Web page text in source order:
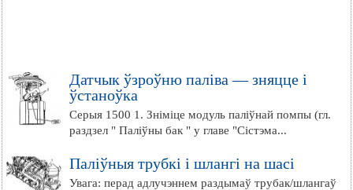
Датчык ўзроўню паліва — зняцце і
ўстаноўка
Серыя 1500 1. Зніміце модуль паліўнай помпы (гл.
раздзел " Паліўны бак " у главе "Сістэма...
Паліўныя трубкі і шлангі на шасі
Увага: перад адлучэннем раздымаў трубак/шлангаў